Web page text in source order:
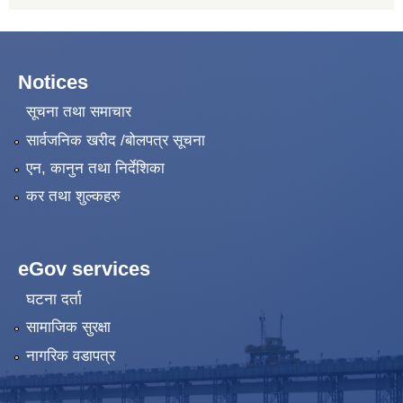
Notices
सूचना तथा समाचार
सार्वजनिक खरीद /बोलपत्र सूचना
एन, कानुन तथा निर्देशिका
कर तथा शुल्कहरु
eGov services
घटना दर्ता
सामाजिक सुरक्षा
नागरिक वडापत्र